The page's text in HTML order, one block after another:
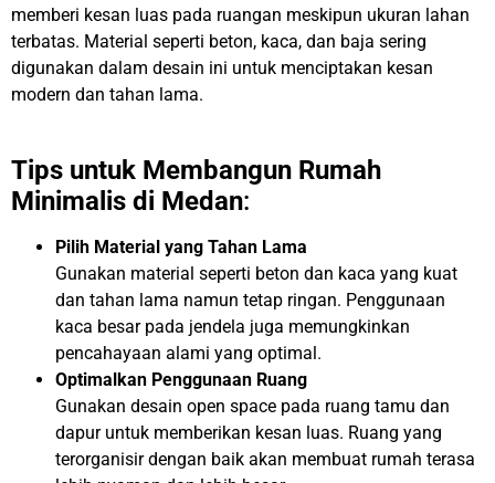
memberi kesan luas pada ruangan meskipun ukuran lahan
terbatas. Material seperti beton, kaca, dan baja sering
digunakan dalam desain ini untuk menciptakan kesan
modern dan tahan lama.
Tips untuk Membangun Rumah
Minimalis di Medan:
Pilih Material yang Tahan Lama
Gunakan material seperti beton dan kaca yang kuat
dan tahan lama namun tetap ringan. Penggunaan
kaca besar pada jendela juga memungkinkan
pencahayaan alami yang optimal.
Optimalkan Penggunaan Ruang
Gunakan desain open space pada ruang tamu dan
dapur untuk memberikan kesan luas. Ruang yang
terorganisir dengan baik akan membuat rumah terasa